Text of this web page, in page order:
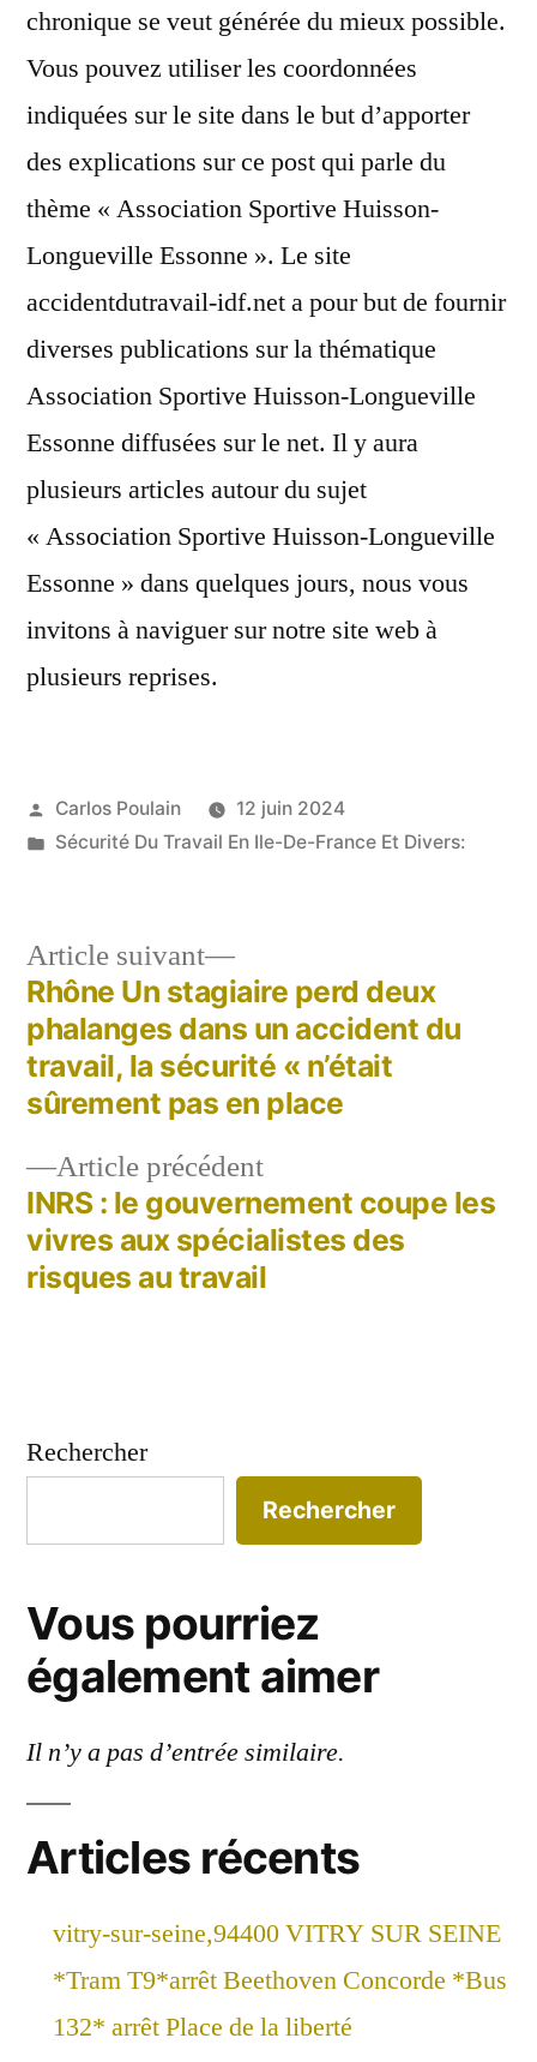
chronique se veut générée du mieux possible.
Vous pouvez utiliser les coordonnées
indiquées sur le site dans le but d’apporter
des explications sur ce post qui parle du
thème « Association Sportive Huisson-
Longueville Essonne ». Le site
accidentdutravail-idf.net a pour but de fournir
diverses publications sur la thématique
Association Sportive Huisson-Longueville
Essonne diffusées sur le net. Il y aura
plusieurs articles autour du sujet
« Association Sportive Huisson-Longueville
Essonne » dans quelques jours, nous vous
invitons à naviguer sur notre site web à
plusieurs reprises.
Publié
par
Carlos Poulain
12 juin 2024
Publié
Sécurité Du Travail En Ile-De-France Et Divers:
Navigation
de
l’article
Article précédentArticle
précédent :
INRS : le gouvernement coupe les
vivres aux spécialistes des
risques au travail
Article suivant
Article
suivant :
Rhône Un stagiaire perd deux
phalanges dans un accident du
travail, la sécurité « n’était
sûrement pas en place
Rechercher
Rechercher
Vous pourriez
également aimer
Il n’y a pas d’entrée similaire.
Articles récents
vitry-sur-seine,94400 VITRY SUR SEINE
*Tram T9*arrêt Beethoven Concorde *Bus
132* arrêt Place de la liberté